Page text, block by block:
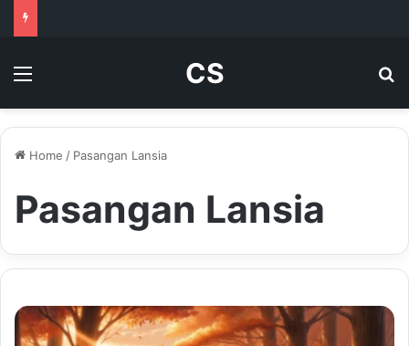
Menu CS
Home / Pasangan Lansia
Pasangan Lansia